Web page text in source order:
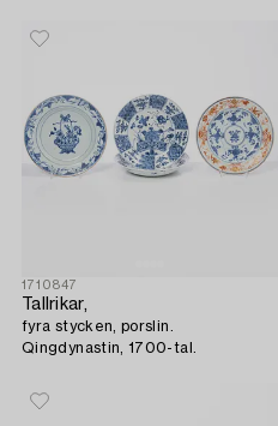
1710847
Tallrikar,
fyra stycken, porslin.
Qingdynastin, 1700-tal.